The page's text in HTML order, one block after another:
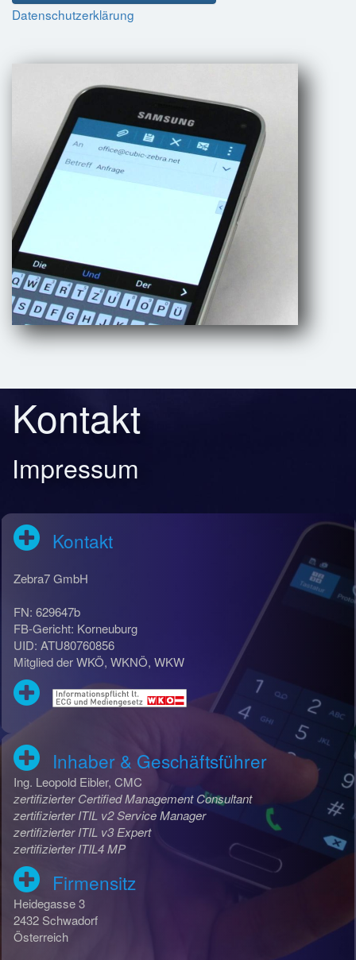
Datenschutzerklärung
Kontakt
Impressum
Kontakt
Zebra7 GmbH
FN: 629647b
FB-Gericht: Korneuburg
UID: ATU80760856
Mitglied der WKÖ, WKNÖ, WKW
Inhaber & Geschäftsführer
Ing. Leopold Eibler, CMC
zertifizierter Certified Management Consultant
zertifizierter ITIL v2 Service Manager
zertifizierter ITIL v3 Expert
zertifizierter ITIL4 MP
Firmensitz
Heidegasse 3
2432 Schwadorf
Österreich